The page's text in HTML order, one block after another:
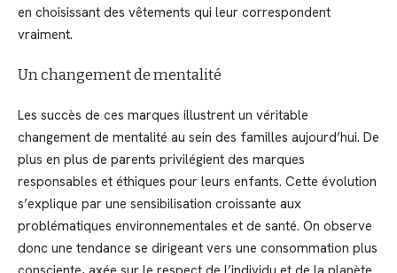
en choisissant des vêtements qui leur correspondent
vraiment.
Un changement de mentalité
Les succès de ces marques illustrent un véritable
changement de mentalité au sein des familles aujourd’hui. De
plus en plus de parents privilégient des marques
responsables et éthiques pour leurs enfants. Cette évolution
s’explique par une sensibilisation croissante aux
problématiques environnementales et de santé. On observe
donc une tendance se dirigeant vers une consommation plus